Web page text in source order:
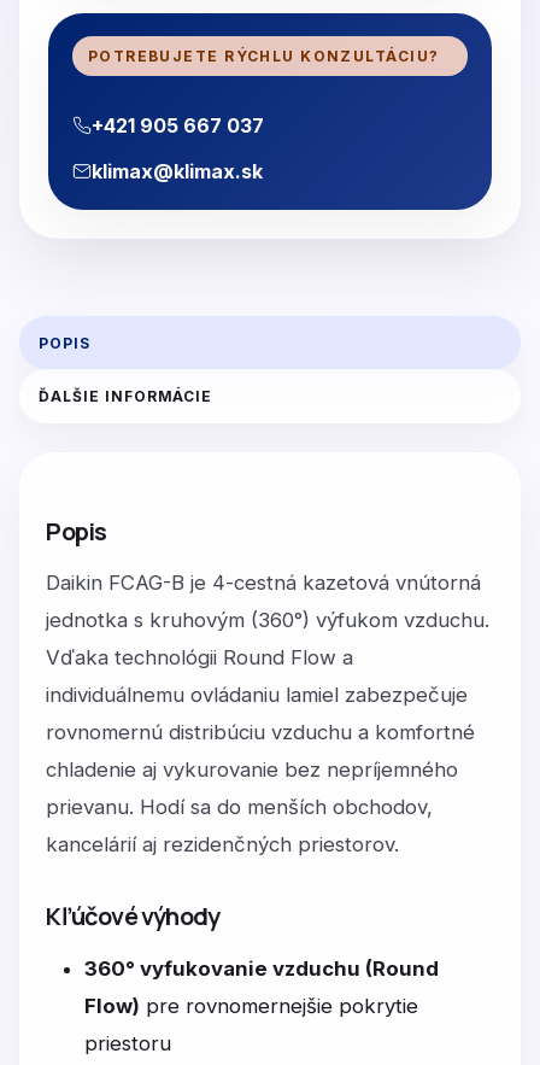
POTREBUJETE RÝCHLU KONZULTÁCIU?
+421 905 667 037
klimax@klimax.sk
POPIS
ĎALŠIE INFORMÁCIE
Popis
Daikin FCAG-B je 4-cestná kazetová vnútorná
jednotka s kruhovým (360°) výfukom vzduchu.
Vďaka technológii Round Flow a
individuálnemu ovládaniu lamiel zabezpečuje
rovnomernú distribúciu vzduchu a komfortné
chladenie aj vykurovanie bez nepríjemného
prievanu. Hodí sa do menších obchodov,
kancelárií aj rezidenčných priestorov.
Kľúčové výhody
360° vyfukovanie vzduchu (Round
Flow) pre rovnomernejšie pokrytie
priestoru